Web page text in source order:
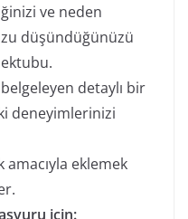
ve neden
düşündüğünüzü
detaylı bir
deneyimlerinizi
eklemek
için: